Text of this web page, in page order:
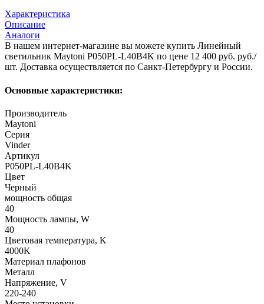
Характеристика
Описание
Аналоги
В нашем интернет-магазине вы можете купить Линейный
светильник Maytoni P050PL-L40B4K по цене 12 400 руб. руб./
шт. Доставка осуществляется по Санкт-Петербургу и России.
Основные характеристики:
Производитель
Maytoni
Серия
Vinder
Артикул
P050PL-L40B4K
Цвет
Черный
мощность общая
40
Мощность лампы, W
40
Цветовая температура, K
4000K
Материал плафонов
Металл
Напряжение, V
220-240